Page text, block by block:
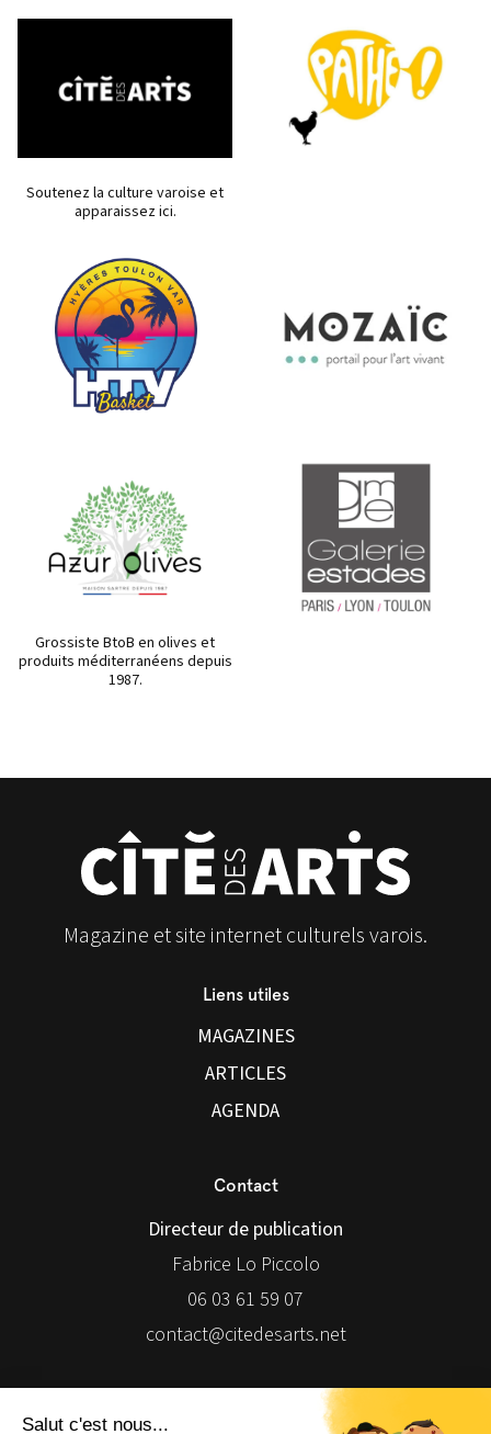
Soutenez la culture varoise et
apparaissez ici.
Grossiste BtoB en olives et
produits méditerranéens depuis
1987.
Magazine et site internet culturels varois.
Liens utiles
MAGAZINES
ARTICLES
AGENDA
Contact
Directeur de publication
Fabrice Lo Piccolo
06 03 61 59 07
contact@citedesarts.net